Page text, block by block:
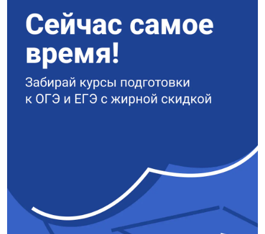
м.
Ответ:1 м.
Муравей отдаляется от своего
По условию, 2v = 1,6 см/с.
$v = \frac{1,6}{2} = 0,8
{\text{с}}$